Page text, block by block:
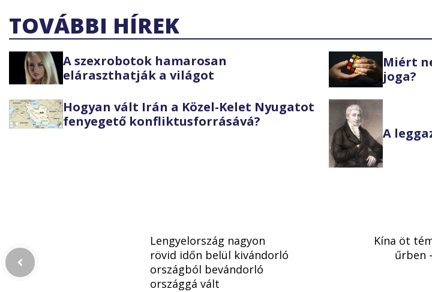
TOVÁBBI HÍREK
A szexrobotok hamarosan
eláraszthatják a világot
Miért
joga?
Hogyan vált Irán a Közel-Kelet Nyugatot
fenyegető konfliktusforrásává?
A
Lengyelország nagyon
rövid időn belül kivándorló
országból bevándorló
országgá vált
Kína öt
űrben